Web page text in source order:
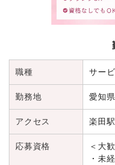
職種 サー
勤務地 愛知
アクセス 楽田
応募資格
＜大
・未